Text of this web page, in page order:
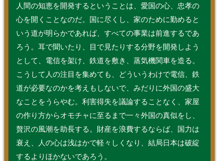
人間の知恵を開発するということは、愛国の心、忠孝の
心を開くことなのだ。国に尽くし、家のために勤めると
いう道が明らかであれば、すべての事業は前進するであ
ろう。耳で聞いたり、目で見たりする分野を開発しよう
として、電信を架け、鉄道を敷き、蒸気機関車を造る。
こうして人の注目を集めても、どういうわけで電信、鉄
道が必要なのかを考えもしないで、みだりに外国の盛大
なことをうらやむ。利害得失を議論することなく、家屋
の作り方からオモチャに至るまで一々外国の真似をし、
贅沢の風潮を助長する。財産を浪費するならば、国力は
衰え、人の心は浅はかで軽々しくなり、結局日本は破綻
するよりほかないであろう。